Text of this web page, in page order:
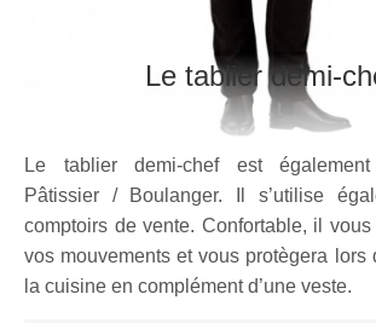
Le tablier demi-
Le tablier demi-chef est
Pâtissier / Boulanger. Il s’utilise
comptoirs de vente. Confortable, il
vos mouvements et vous protègera lors
la cuisine en complément d’une veste.